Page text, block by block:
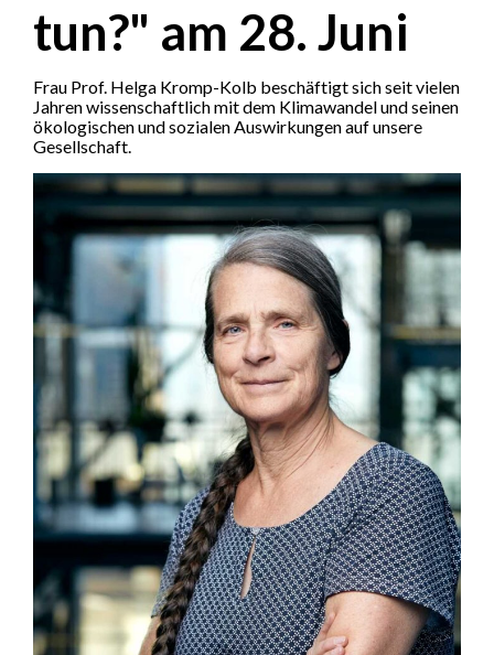
tun?" am 28. Juni
Frau Prof. Helga Kromp-Kolb beschäftigt sich seit vielen
Jahren wissenschaftlich mit dem Klimawandel und seinen
ökologischen und sozialen Auswirkungen auf unsere
Gesellschaft.